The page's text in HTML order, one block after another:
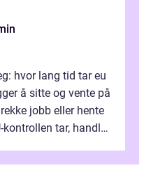
hvor lang tid tar eu
å sitte og vente på
jobb eller hente
tar, handler